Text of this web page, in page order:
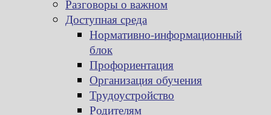
Разговоры о важном
Доступная среда
Нормативно-информационный
блок
Профориентация
Организация обучения
Трудоустройство
Родителям